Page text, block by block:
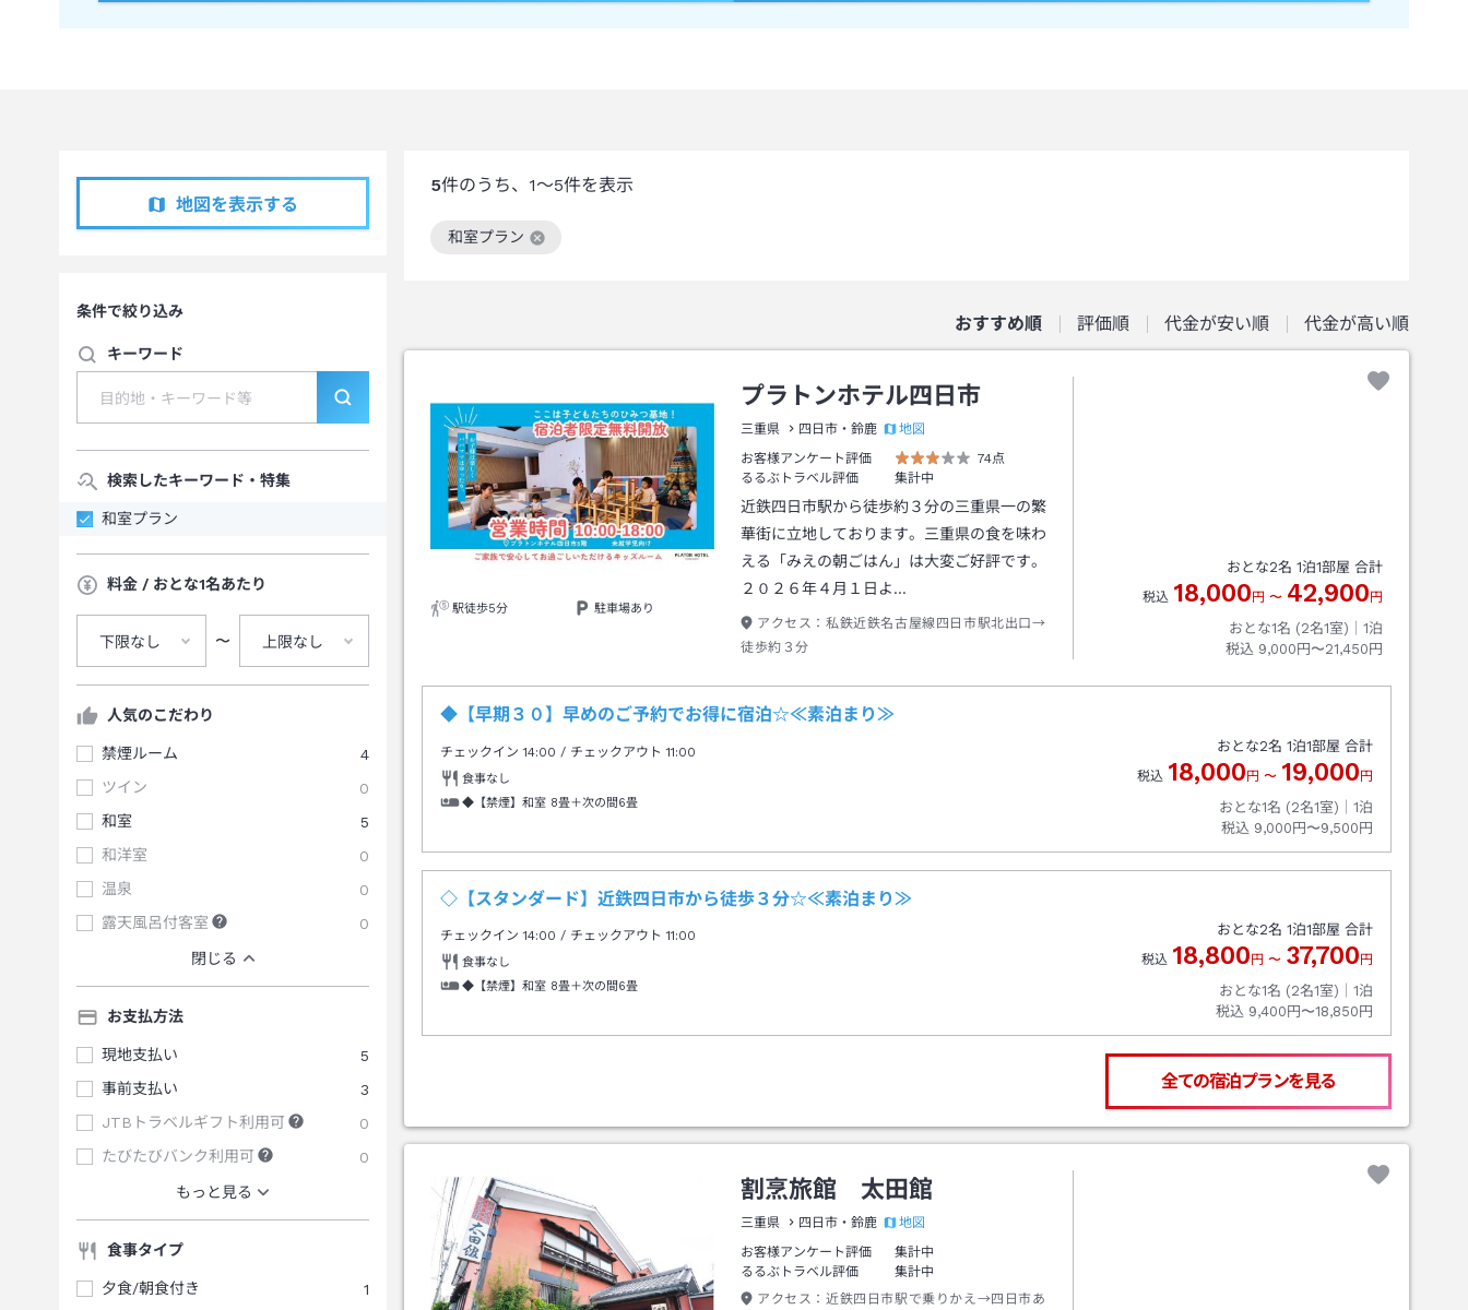
地図を表示する
条件で絞り込み
キーワード
検索したキーワード・特集
和室プラン
料金 / おとな1名あたり
下限なし 〜 上限なし
人気のこだわり
禁煙ルーム
4
ツイン
0
和室
5
和洋室
0
温泉
0
露天風呂付客室
0
閉じる
お支払方法
現地支払い
5
事前支払い
3
JTBトラベルギフト利用可
0
たびたびバンク利用可
0
もっと見る
食事タイプ
夕食/朝食付き
1
5件のうち、 1～5件を表示
和室プラン
この絞り込み条件を解除
おすすめ順 評価順 代金が安い順 代金が高い順
駅徒歩5分 駐車場あり
プラトンホテル四日市
三重県 四日市・鈴鹿
地図
お客様アンケート評価
74点
るるぶトラベル評価
集計中
近鉄四日市駅から徒歩約３分の三重県一の繁
華街に立地しております。三重県の食を味わ
える「みえの朝ごはん」は大変ご好評です。
２０２６年４月１日よ…
アクセス： 私鉄近鉄名古屋線四日市駅北出口→
徒歩約３分
おとな2名 1泊1部屋 合計
税込 18,000 円 〜 42,900 円
おとな1名 (2名1室)｜ 1泊
税込 9,000円〜21,450円
◆【早期３０】早めのご予約でお得に宿泊☆≪素泊まり≫
チェックイン14:00 / チェックアウト 11:00
食事なし
◆【禁煙】和室 8畳＋次の間6畳
おとな2名 1泊1部屋 合計
税込 18,000 円 〜 19,000 円
おとな1名 (2名1室)｜ 1泊
税込 9,000円〜9,500円
◇【スタンダード】近鉄四日市から徒歩３分☆≪素泊まり≫
チェックイン14:00 / チェックアウト 11:00
食事なし
◆【禁煙】和室 8畳＋次の間6畳
おとな2名 1泊1部屋 合計
税込 18,800 円 〜 37,700 円
おとな1名 (2名1室)｜ 1泊
税込 9,400円〜18,850円
全ての宿泊プランを見る
割烹旅館 太田館
三重県 四日市・鈴鹿
地図
お客様アンケート評価
集計中
るるぶトラベル評価
集計中
アクセス： 近鉄四日市駅で乗りかえ→四日市あ